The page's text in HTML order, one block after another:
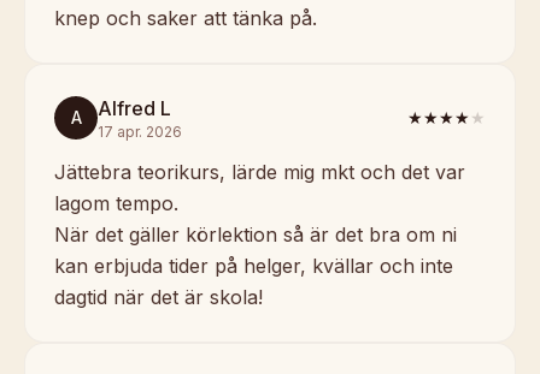
knep och saker att tänka på.
A Alfred L
17 apr. 2026
★★★★★
Jättebra teorikurs, lärde mig mkt och det var
lagom tempo.
När det gäller körlektion så är det bra om ni
kan erbjuda tider på helger, kvällar och inte
dagtid när det är skola!